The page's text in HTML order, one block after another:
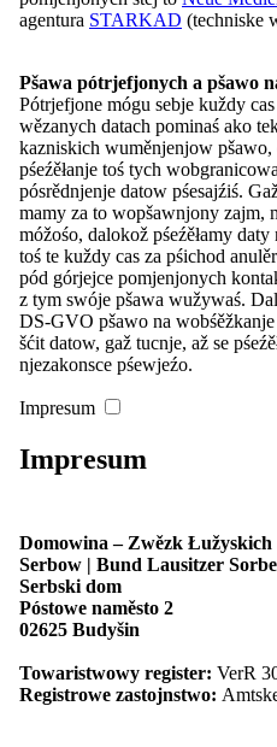
Stawizny
Župy a cłonkojske
Kontakt
Meni zacyniś
Start
Nowosći
Pśeglěd: Nowosći
Zarědowanja
Wupisanje źěłowych
Casnikaŕstwo
Domowina
Pśeglěd: Domowina
Program
Pśeglěd:
Maśica
ludowu
agentura STARKAD (techniske
Pšawa pótrjefjonych a pšawo
Pótrjefjone mógu sebje kuždy
wězanych datach pominaś ako
kazniskich wuměnjenjow
pśeźěłanje toś tych
pósrědnjenje datow pśesajźiś.
mamy za to wopšawnjony zajm,
móžośo, dalokož pśeźěłamy
toś te kuždy cas za pśichod
pód górjejce pomjenjonych
z tym swóje pšawa wužywaś.
DS-GVO pšawo na
šćit datow, gaž tucnje, až se
njezakonsce pśewjeźo.
Impresum
Impresum
Domowina – Zwězk
Serbow | Bund Lausitzer
Serbski dom
Póstowe naměsto 2
02625 Budyšin
Towaristwowy register: VerR
Registrowe zastojnstwo: